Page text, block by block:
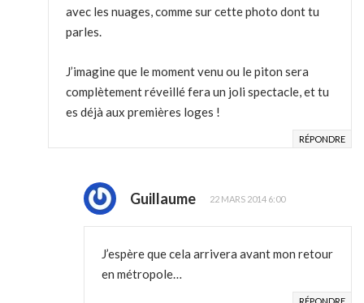
avec les nuages, comme sur cette photo dont tu
parles.
J’imagine que le moment venu ou le piton sera
complètement réveillé fera un joli spectacle, et tu
es déjà aux premières loges !
RÉPONDRE
Guillaume 22 MARS 2014 6:00
J’espère que cela arrivera avant mon retour
en métropole…